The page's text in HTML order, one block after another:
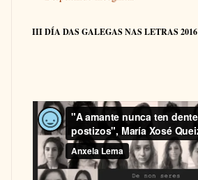
III DÍA DAS GALEGAS NAS LETRAS 2016